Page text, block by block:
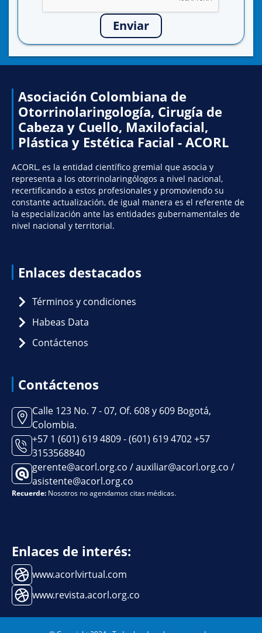
Enviar
Asociación Colombiana de
Otorrinolaringología, Cirugía de
Cabeza y Cuello, Maxilofacial,
Plástica y Estética Facial - ACORL
ACORL, es la entidad científico gremial que asocia y
representa a los otorrinolaringólogos a nivel nacional,
recertificando a estos profesionales y promoviendo su
constante actualización, de igual manera es el referente de
la especialización ante las entidades gubernamentales de
nivel nacional y territorial.
Enlaces destacados
Términos y condiciones
Habeas Data
Contáctenos
Contáctenos
Calle 123 No. 7 - 07, Of. 608 y 609 Bogotá,
Colombia.
+57 1 (601) 619 4809 - (601) 619 4702 +57
3153568840
gerente@acorl.org.co / auxiliar@acorl.org.co /
asistente@acorl.org.co
Recuerde: Nosotros no agendamos citas médicas.
Enlaces de interés:
www.acorlvirtual.com
www.revista.acorl.org.co